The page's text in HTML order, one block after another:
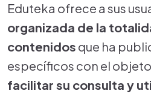
Eduteka ofrece a sus
organizada de la
contenidos que ha
específicos con el
facilitar su consulta y